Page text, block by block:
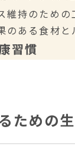
維持のための
のある食材と
習慣
ための